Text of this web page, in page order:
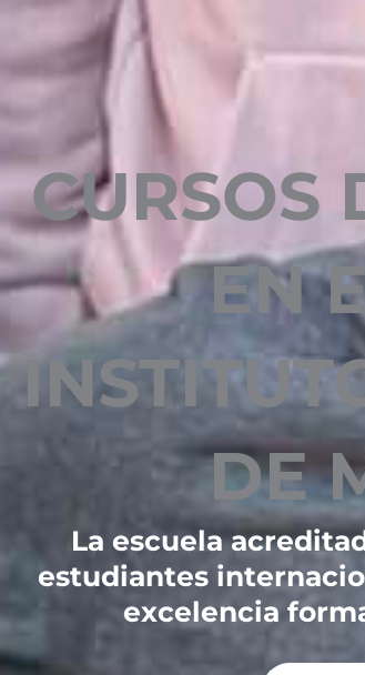
CURSOS
EN
DE
La escuela
estudiantes
excelencia